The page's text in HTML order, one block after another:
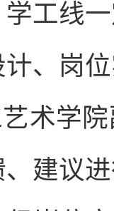
工线
、岗
术学
建议